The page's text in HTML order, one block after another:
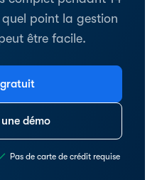
point la gestion
être facile.
gratuit
une démo
Pas de carte de crédit requise